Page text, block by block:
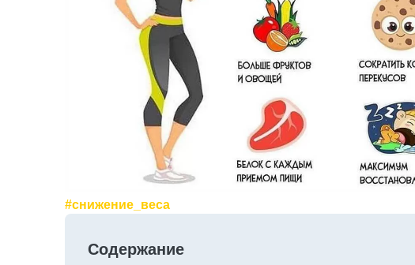
#снижение_веса
Содержание